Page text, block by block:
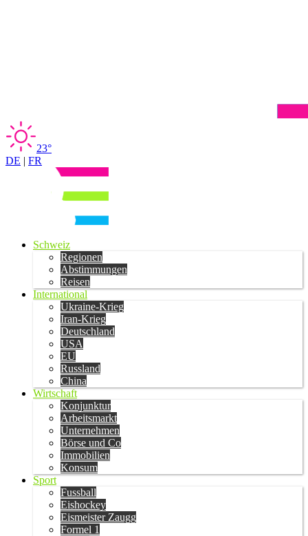
23°
DE | FR
Schweiz
Regionen
Abstimmungen
Reisen
International
Ukraine-Krieg
Iran-Krieg
Deutschland
USA
EU
Russland
China
Wirtschaft
Konjunktur
Arbeitsmarkt
Unternehmen
Börse und Co
Immobilien
Konsum
Sport
Fussball
Eishockey
Eismeister Zaugg
Formel 1